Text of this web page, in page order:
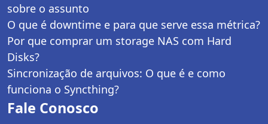
sobre o assunto
O que é downtime e para que serve essa métrica?
Por que comprar um storage NAS com Hard
Disks?
Sincronização de arquivos: O que é e como
funciona o Syncthing?
Fale Conosco